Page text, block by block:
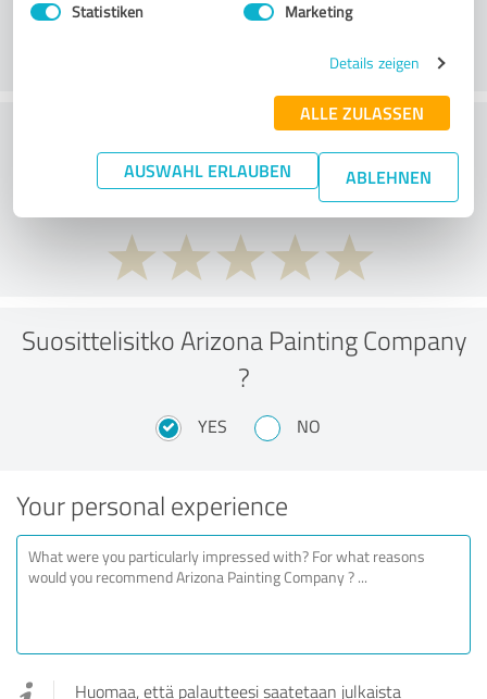
Statistiken Marketing
Details zeigen
ALLE ZULASSEN
AUSWAHL ERLAUBEN ABLEHNEN
What do you think of the price to
performance ratio?
Suosittelisitko Arizona Painting Company
?
YES NO
Your personal experience
Huomaa, että palautteesi saatetaan julkaista